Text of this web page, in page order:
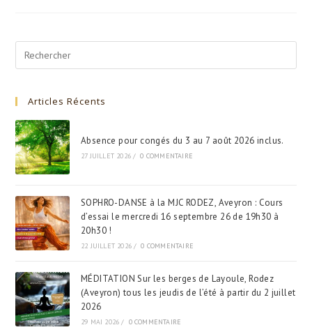
Search
for:
Articles Récents
Absence pour congés du 3 au 7 août 2026 inclus.
27 JUILLET 2026 / 0 COMMENTAIRE
SOPHRO-DANSE à la MJC RODEZ, Aveyron : Cours
d’essai le mercredi 16 septembre 26 de 19h30 à
20h30 !
22 JUILLET 2026 / 0 COMMENTAIRE
MÉDITATION Sur les berges de Layoule, Rodez
(Aveyron) tous les jeudis de l’été à partir du 2 juillet
2026
29 MAI 2026 / 0 COMMENTAIRE